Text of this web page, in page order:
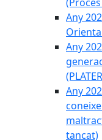
Any
Any
Any
tancat)